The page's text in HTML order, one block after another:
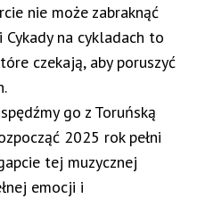
nie może zabraknąć
na cykladach to
czekają, aby poruszyć
go z Toruńską
2025 rok pełni
tej muzycznej
emocji i